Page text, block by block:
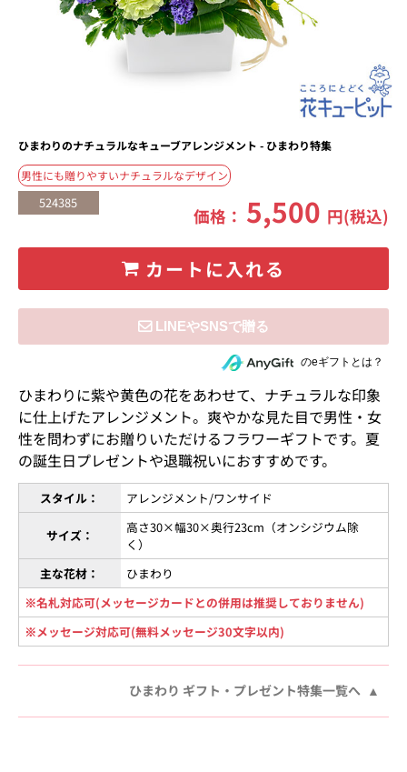
ひまわりのナチュラルなキューブアレンジメント - ひまわり特集
男性にも贈りやすいナチュラルなデザイン
524385
価格： 5,500 円(税込)
カートに入れる
住所を知らない相手にeギフトで贈るのeギフトとは？
ひまわりに紫や黄色の花をあわせて、ナチュラルな印象
に仕上げたアレンジメント。爽やかな見た目で男性・女
性を問わずにお贈りいただけるフラワーギフトです。夏
の誕生日プレゼントや退職祝いにおすすめです。
スタイル： アレンジメント/ワンサイド
サイズ：
高さ30×幅30×奥行23cm（オンシジウム除
く）
主な花材：
ひまわり
※名札対応可(メッセージカードとの併用は推奨しておりません)
※メッセージ対応可(無料メッセージ30文字以内)
ひまわり ギフト・プレゼント特集一覧へ